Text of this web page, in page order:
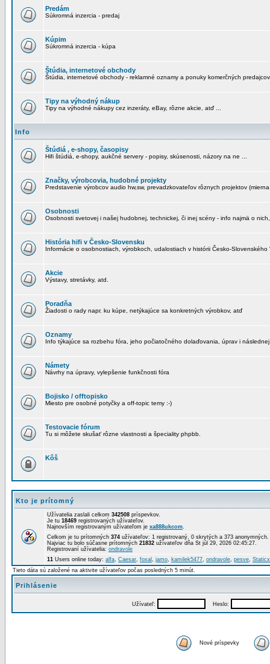
Predám
Súkromná inzercia - predaj
Kúpim
Súkromná inzercia - kúpa
Štúdia, internetové obchody
Štúdia, internetové obchody - reklamné oznamy a ponuky komerčných predajcov
Tipy na výhodný nákup
Tipy na výhodné nákupy cez inzeráty, eBay, rôzne akcie, atď ...
Info
Štúdiá , e-shopy, časopisy
Hifi štúdiá, e-shopy, aukčné servery - popisy, skúsenosti, názory na ne ...
Značky, výrobcovia, hudobné projekty
Predstavenie výrobcov audio hw,sw, prevadzkovateľov rôznych projektov
Osobnosti
Osobnosti svetovej i našej hudobnej, technickej, či inej scény - info najmä o
História hifi v Česko-Slovensku
Informácie o osobnostiach, výrobkoch, udalostiach v histórii Česko-Slovenského
Akcie
Výstavy, stretávky, atd.
Poradňa
Žiadosti o rady napr. ku kúpe, netýkajúce sa konkretných výrobkov, atď
Oznamy
Info týkajúce sa rozbehu fóra, jeho počiatočného dolaďovania, úprav i
Námety
Návrhy na úpravy, vylepšenie funkčnosti fóra
Bojisko / offtopisko
Miesto pre osobné potyčky a off-topic temy :-)
Testovacie fórum
Tu si môžete skušať rôzne vlastnosti a špeciality phpbb.
Kôš
Kto je prítomný
Užívatelia zaslali celkom 342508 príspevkov.
Je tu 18469 registrovaných užívateľov.
Najnovším registrovaným užívateľom je xa888ukcom.
Celkom je tu prítomných 374 užívateľov: 1 registrovaný, 0 skrytých a 373
Najviac tu bolo súčasne prítomných 21832 užívateľov dňa St júl 29, 2026 02:45:27.
Registrovaní užívatelia: ondravole
11 Users online today: alfa, Caesar, foxal , jamo, kamilek5477, ondravole, pesve, Staticx
Tieto dáta sú založené na aktivite užívateľov počas posledných 5 minút.
Prihlásenie
Užívateľ: Heslo:
Nové príspevky